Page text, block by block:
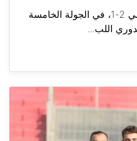
فوز الأنصار على جويا الرياضي 2-1، في الجولة الخامسة
اللب...